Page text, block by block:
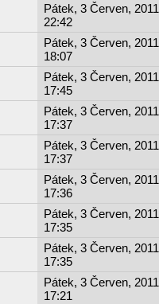
Pátek, 3 Červen,
22:42
Pátek, 3 Červen,
18:07
Pátek, 3 Červen,
17:45
Pátek, 3 Červen,
17:37
Pátek, 3 Červen,
17:37
Pátek, 3 Červen,
17:36
Pátek, 3 Červen,
17:35
Pátek, 3 Červen,
17:35
Pátek, 3 Červen,
17:21